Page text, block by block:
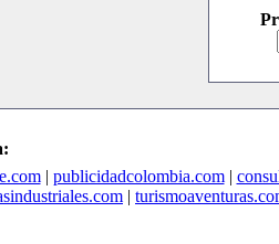
| publicidadcolombia.com|
|